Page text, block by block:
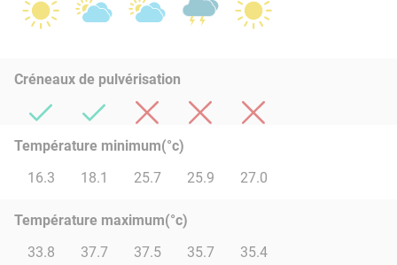
Créneaux de pulvérisation
Température minimum(°c)
16.3
18.1 25.7 25.9 27.0
Température maximum(°c)
33.8
37.7 37.5 35.7 35.4